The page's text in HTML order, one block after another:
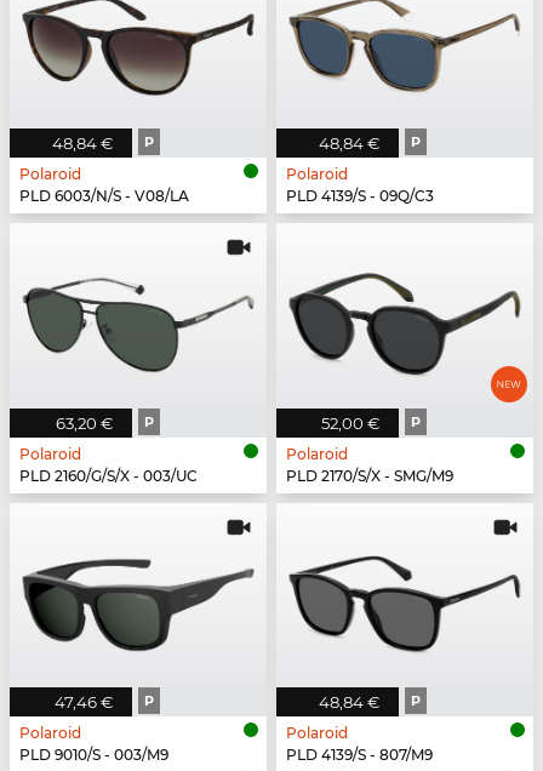
48,84 € P
Polaroid
PLD 6003/N/S - V08/LA
48,84 € P
Polaroid
PLD 4139/S - 09Q/C3
63,20 € P
Polaroid
PLD 2160/G/S/X - 003/UC
52,00 € P
Polaroid
PLD 2170/S/X - SMG/M9
47,46 € P
Polaroid
PLD 9010/S - 003/M9
48,84 € P
Polaroid
PLD 4139/S - 807/M9